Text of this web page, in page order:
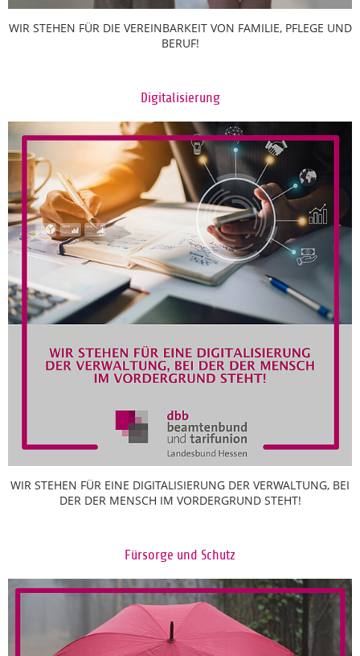
WIR STEHEN FÜR DIE VEREINBARKEIT VON FAMILIE, PFLEGE UND
BERUF!
Digitalisierung
WIR STEHEN FÜR EINE DIGITALISIERUNG DER VERWALTUNG, BEI
DER DER MENSCH IM VORDERGRUND STEHT!
Fürsorge und Schutz